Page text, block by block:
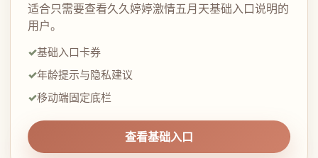
适合只需要查看久久婷婷激情五月天基础入口说明的
用户。
基础入口卡券
年龄提示与隐私建议
移动端固定底栏
查看基础入口